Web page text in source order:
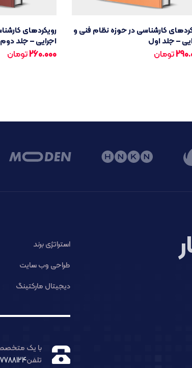
کارشناسی در حوزه نظام فنی و
– جلد اول
تومان
رویکردهای
اجرایی – جلد دوم
260.000تومان
استراتژی برند
طراحی وب سایت
دیجیتال مارکتینگ
با یک
تلفن